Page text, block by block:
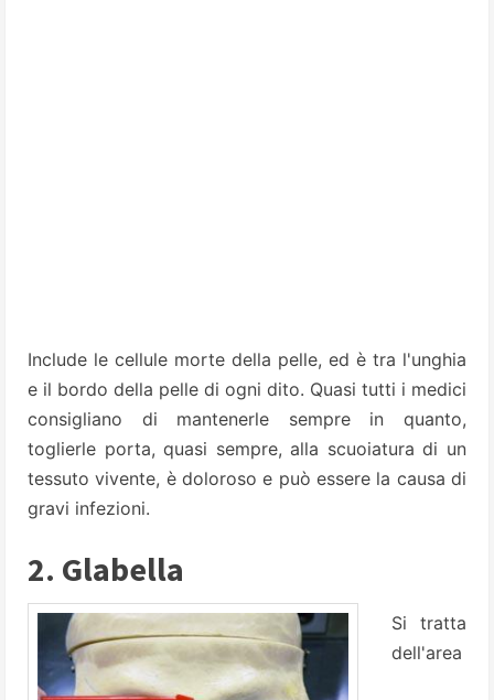
Include le cellule morte della pelle, ed è tra l'unghia
e il bordo della pelle di ogni dito. Quasi tutti i medici
consigliano di mantenerle sempre in quanto,
toglierle porta, quasi sempre, alla scuoiatura di un
tessuto vivente, è doloroso e può essere la causa di
gravi infezioni.
2. Glabella
Si tratta
dell'area